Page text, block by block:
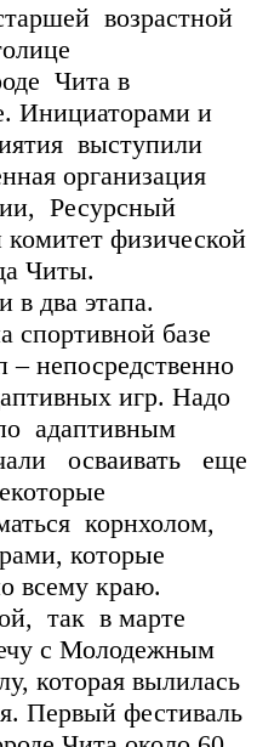
возрастной
Чита в
Инициаторами и
выступили
организация
Ресурсный
физической
Читы.
в два этапа.
базе
– непосредственно
игр. Надо
адаптивным
осваивать еще
корнхолом,
которые
всему краю.
так в марте
с Молодежным
которая вылилась
Первый фестиваль